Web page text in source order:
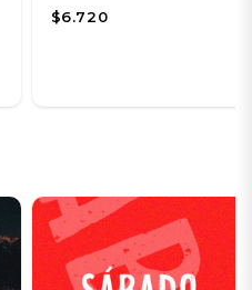
$6.720